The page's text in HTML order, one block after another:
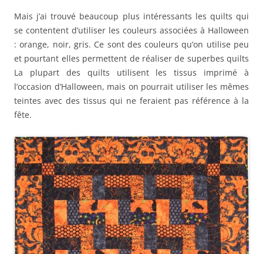
Mais j’ai trouvé beaucoup plus intéressants les quilts qui
se contentent d’utiliser les couleurs associées à Halloween
: orange, noir, gris. Ce sont des couleurs qu’on utilise peu
et pourtant elles permettent de réaliser de superbes quilts
La plupart des quilts utilisent les tissus imprimé à
l’occasion d’Halloween, mais on pourrait utiliser les mêmes
teintes avec des tissus qui ne feraient pas référence à la
fête.